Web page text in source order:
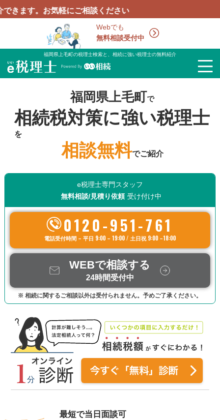
Webでも
無料相談受付中
お気軽にご相談ください
福岡県上毛町の税理士検索と、相続に強い税理士の無料紹介
福岡県上毛町で
相続税対策に強い税理士
を
相談無料でご紹介
e税理士専門スタッフ
無料相談/見積り依頼 受け付け中
0120-951-761
電話受付時間 – 平日 9:00 – 19:00 / 土日祝 9:00 –18:00
WEBで相談する
24時間受付中
※ 相続に関するご相談以外は受付られません。予めご了承ください。
最短で当日面談可